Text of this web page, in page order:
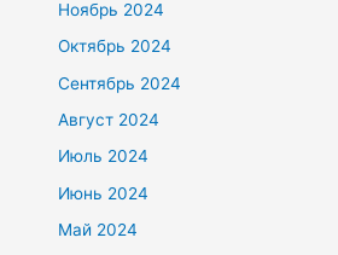
Ноябрь 2024
Октябрь 2024
Сентябрь 2024
Август 2024
Июль 2024
Июнь 2024
Май 2024